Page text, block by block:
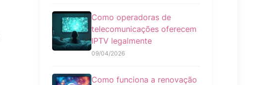
Como operadoras de
telecomunicações oferecem
IPTV legalmente
09/04/2026
Como funciona a renovação